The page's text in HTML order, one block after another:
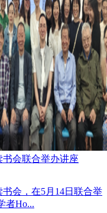
会联合举办讲座
会，在5月14日联合举
者Ho...